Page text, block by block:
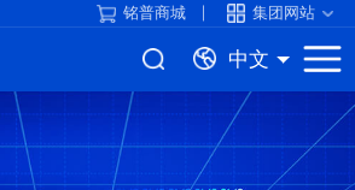
铭普商城 集团网站
中文